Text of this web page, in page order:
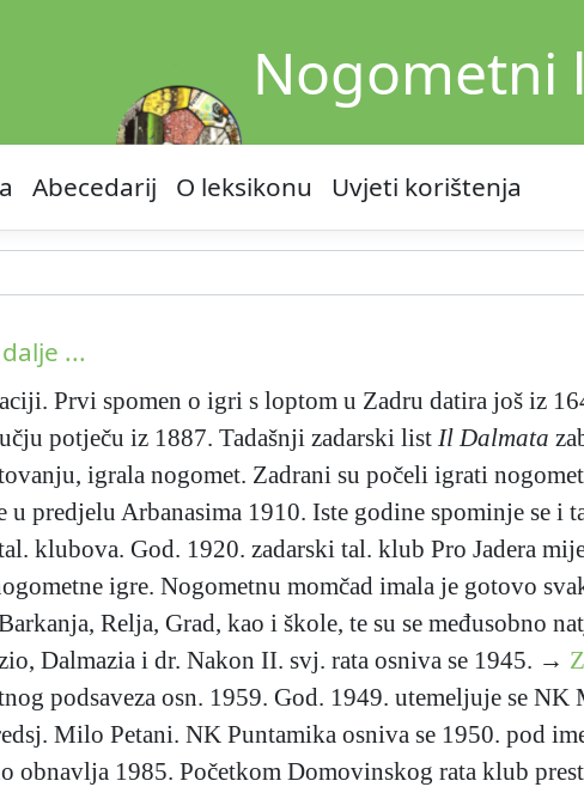
Nogometni
Abecedarij O leksikonu Uvjeti korištenja
...
Prvi spomen o igri s loptom u Zadru datira još iz
potječu iz 1887. Tadašnji zadarski list Il Dalmata
igrala nogomet. Zadrani su počeli igrati
predjelu Arbanasima 1910. Iste godine spominje se i
klubova. God. 1920. zadarski tal. klub Pro Jadera
igre. Nogometnu momčad imala je gotovo
Relja, Grad, kao i škole, te su se međusobno
Dalmazia i dr. Nakon II. svj. rata osniva se 1945. →
podsaveza osn. 1959. God. 1949. utemeljuje se
Milo Petani. NK Puntamika osniva se 1950. pod
obnavlja 1985. Početkom Domovinskog rata klub